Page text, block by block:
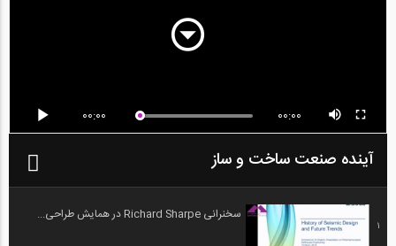
00:00 00:00
آینده صنعت ساخت و ساز
1
سخنرانی Richard Sharpe در همایش طراحی...